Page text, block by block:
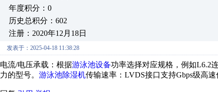
年度积分：0
历史总积分：602
注册：2020年12月18日
发表于：2025-04-18 11:38:28
电流/电压承载‌：根据游泳池设备功率选择对应规格，例如L6.2
力的型号。 游泳池除湿机传输速率‌：LVDS接口支持Gbps级高